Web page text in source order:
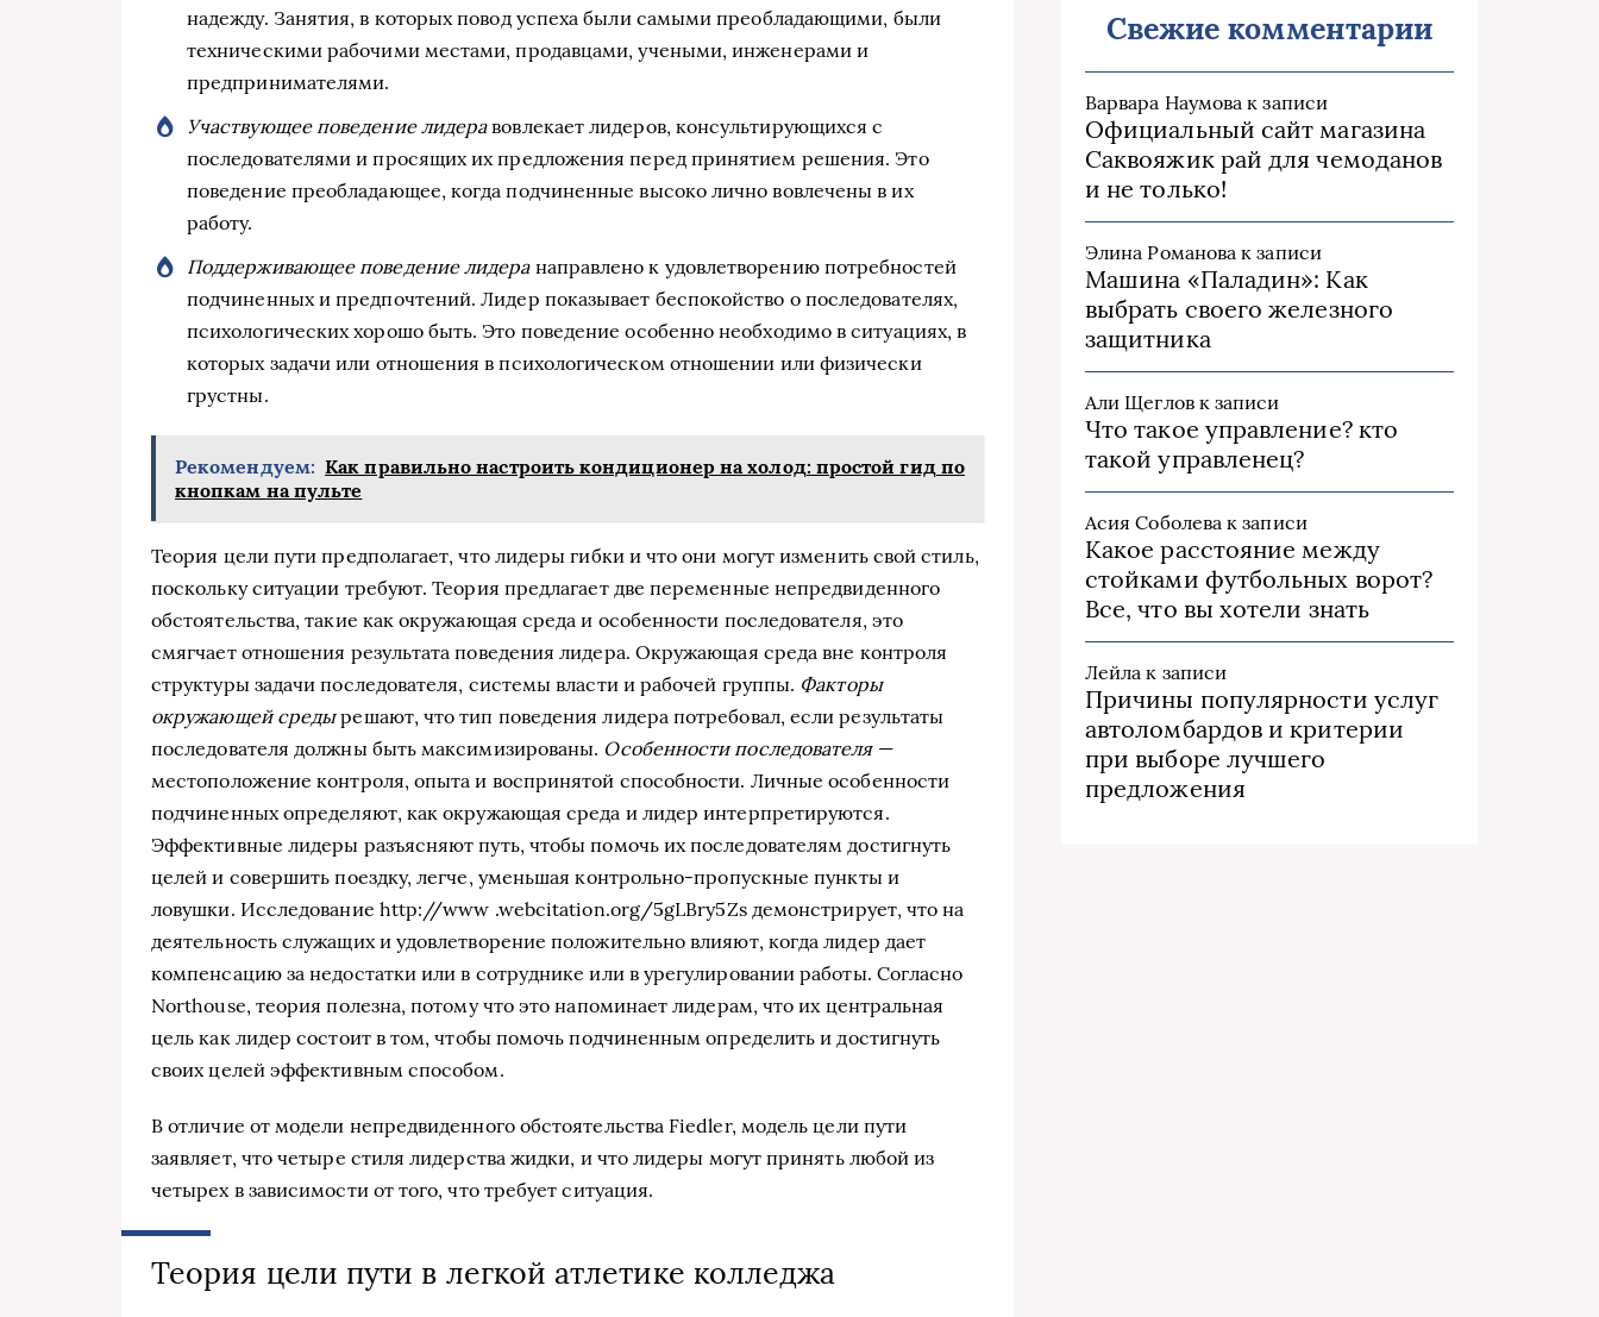
надежду. Занятия, в которых повод успеха были самыми преобладающими, были
техническими рабочими местами, продавцами, учеными, инженерами и
предпринимателями.
Участвующее поведение лидеравовлекает лидеров, консультирующихся с
последователями и просящих их предложения перед принятием решения. Это
поведение преобладающее, когда подчиненные высоко лично вовлечены в их
работу.
Поддерживающее поведение лидеранаправлено к удовлетворению потребностей
подчиненных и предпочтений. Лидер показывает беспокойство о последователях,
психологических хорошо быть. Это поведение особенно необходимо в ситуациях, в
которых задачи или отношения в психологическом отношении или физически
грустны.
Рекомендуем: Как правильно настроить кондиционер на холод: простой гид по
кнопкам на пульте
Теория цели пути предполагает, что лидеры гибки и что они могут изменить свой стиль,
поскольку ситуации требуют. Теория предлагает две переменные непредвиденного
обстоятельства, такие как окружающая среда и особенности последователя, это
смягчает отношения результата поведения лидера. Окружающая среда вне контроля
структуры задачи последователя, системы власти и рабочей группы. Факторы
окружающей средырешают, что тип поведения лидера потребовал, если результаты
последователя должны быть максимизированы. Особенности последователя—
местоположение контроля, опыта и воспринятой способности. Личные особенности
подчиненных определяют, как окружающая среда и лидер интерпретируются.
Эффективные лидеры разъясняют путь, чтобы помочь их последователям достигнуть
целей и совершить поездку, легче, уменьшая контрольно-пропускные пункты и
ловушки. Исследование http://www .webcitation.org/5gLBry5Zs демонстрирует, что на
деятельность служащих и удовлетворение положительно влияют, когда лидер дает
компенсацию за недостатки или в сотруднике или в урегулировании работы. Согласно
Northouse, теория полезна, потому что это напоминает лидерам, что их центральная
цель как лидер состоит в том, чтобы помочь подчиненным определить и достигнуть
своих целей эффективным способом.
В отличие от модели непредвиденного обстоятельства Fiedler, модель цели пути
заявляет, что четыре стиля лидерства жидки, и что лидеры могут принять любой из
четырех в зависимости от того, что требует ситуация.
Теория цели пути в легкой атлетике колледжа
Свежие комментарии
Варвара Наумова к записи
Официальный сайт магазина
Саквояжик рай для чемоданов
и не только!
Элина Романова к записи
Машина «Паладин»: Как
выбрать своего железного
защитника
Али Щегловк записи
Что такое управление? кто
такой управленец?
Асия Соболева к записи
Какое расстояние между
стойками футбольных ворот?
Все, что вы хотели знать
Лейла к записи
Причины популярности услуг
автоломбардов и критерии
при выборе лучшего
предложения